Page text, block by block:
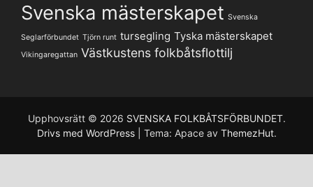
Svenska mästerskapet Svenska
Seglarförbundet Tjörn runt tursegling Tyska mästerskapet
Vikingaregattan Västkustens folkbåtsflottilj
Upphovsrätt © 2026 SVENSKA FOLKBÅTSFÖRBUNDET.
Drivs med WordPress
Tema: Apace av ThemezHut.